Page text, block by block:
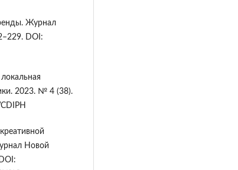
Журнал
DOI:
2023. № 4 (38).
Новой